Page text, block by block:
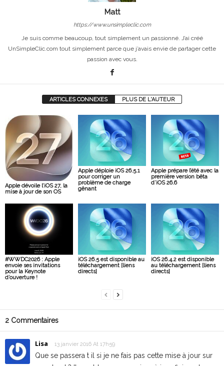
Matt
https://www.unsimpleclic.com
Je suis comme beaucoup, tout simplement un passionné. J’ai créé
UnSimpleClic.com tout simplement parce que j’avais envie de partager cette
passion avec vous.
ARTICLES CONNEXES PLUS DE L'AUTEUR
Apple dévoile l’iOS 27, la
mise à jour de son OS
Apple déploie iOS 26.5.1
pour corriger un
problème de charge
gênant
Apple prépare l’été avec la
première version bêta
d’iOS 26.6
#WWDC2026 : Apple
envoie ses invitations
pour la Keynote
d’ouverture !
iOS 26.5 est disponible au
téléchargement [liens
directs]
iOS 26.4.2 est disponible
au téléchargement [liens
directs]
2 Commentaires
Lisa 13 janvier 2016 At 17h59
Que se passera t il si je ne fais pas cette mise à jour sur